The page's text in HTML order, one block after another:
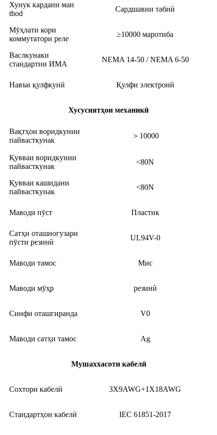
Хунук кардани ман
thod
Сардшавии табиӣ
Мӯҳлати кори
коммутатори реле
≥10000 маротиба
Васлкунаки
стандартии ИМА
NEMA 14-50 / NEMA 6-50
Навъи қулфкунӣ Қулфи электронӣ
Хусусиятҳои механикӣ
Вақтҳои воридкунии
пайвасткунак
＞10000
Қувваи воридкунии
пайвасткунак
<80N
Қувваи кашидани
пайвасткунак
<80N
Маводи пӯст Пластик
Сатҳи оташногузари
пӯсти резинӣ
UL94V-0
Маводи тамос Мис
Маводи мӯҳр резинӣ
Синфи оташгиранда V0
Маводи сатҳи тамос Ag
Мушаххасоти кабелӣ
Сохтори кабелӣ 3X9AWG+1X18AWG
Стандартҳои кабелӣ IEC 61851-2017